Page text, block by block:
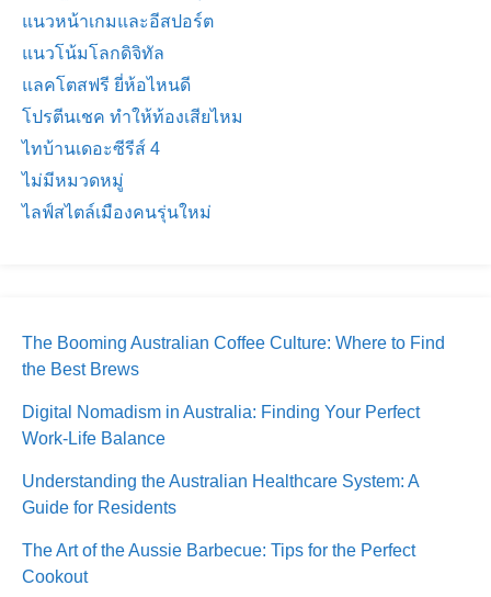
แนวหน้าเกมและอีสปอร์ต
แนวโน้มโลกดิจิทัล
แลคโตสฟรี ยี่ห้อไหนดี
โปรตีนเชค ทำให้ท้องเสียไหม
ไทบ้านเดอะซีรีส์ 4
ไม่มีหมวดหมู่
ไลฟ์สไตล์เมืองคนรุ่นใหม่
The Booming Australian Coffee Culture: Where to Find
the Best Brews
Digital Nomadism in Australia: Finding Your Perfect
Work-Life Balance
Understanding the Australian Healthcare System: A
Guide for Residents
The Art of the Aussie Barbecue: Tips for the Perfect
Cookout